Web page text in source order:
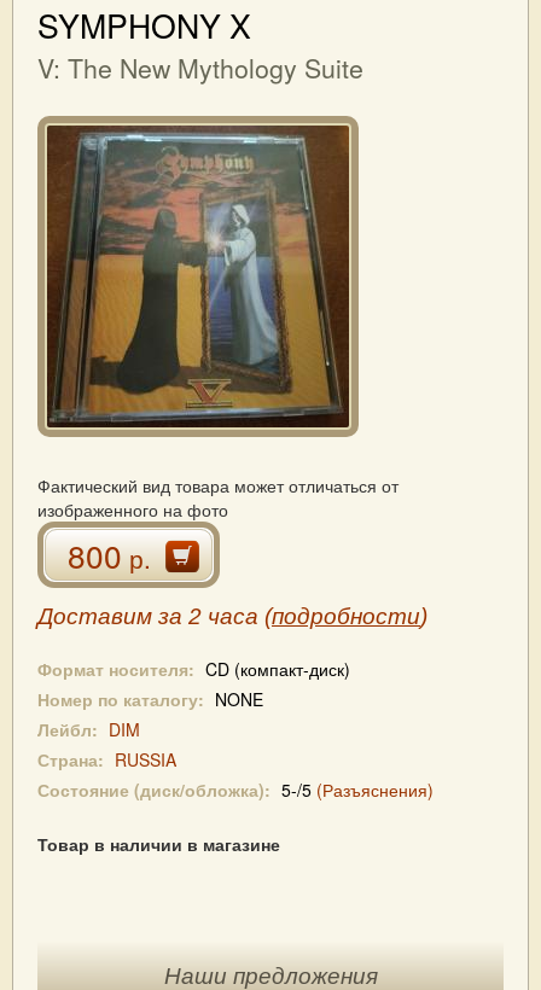
SYMPHONY X
V: The New Mythology Suite
Фактический вид товара может отличаться от
изображенного на фото
800р.
Доставим за 2 часа (подробности)
Формат носителя: CD (компакт-диск)
Номер по каталогу: NONE
Лейбл: DIM
Страна: RUSSIA
Состояние (диск/обложка): 5-/5 (Разъяснения)
Товар в наличии в магазине
Наши предложения